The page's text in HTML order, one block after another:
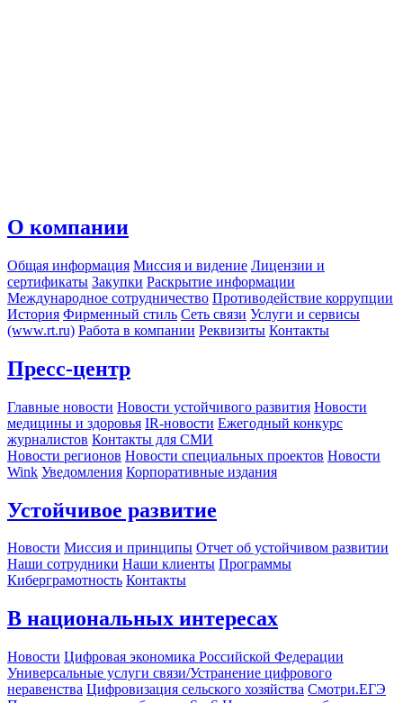
О компании
Общая информация Миссия и видение Лицензии и
сертификаты Закупки Раскрытие информации
Международное сотрудничество Противодействие коррупции
История Фирменный стиль Сеть связи Услуги и сервисы
(www.rt.ru) Работа в компании Реквизиты Контакты
Пресс-центр
Главные новости Новости устойчивого развития Новости
медицины и здоровья IR-новости Ежегодный конкурс
журналистов Контакты для СМИ
Новости регионов Новости специальных проектов Новости
Wink Уведомления Корпоративные издания
Устойчивое развитие
Новости Миссия и принципы Отчет об устойчивом развитии
Наши сотрудники Наши клиенты Программы
Киберграмотность Контакты
В национальных интересах
Новости Цифровая экономика Российской Федерации
Универсальные услуги связи/Устранение цифрового
неравенства Цифровизация сельского хозяйства Смотри.ЕГЭ